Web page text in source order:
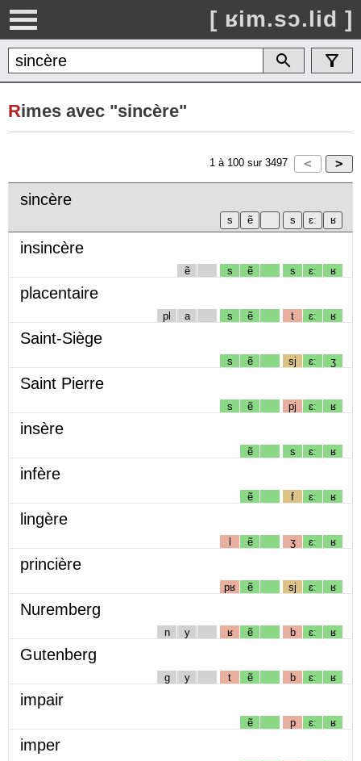
[ ʁim.sɔ.lid ]
Rimes avec "sincère"
1 à 100 sur 3497
sincère
insincère
ẽ s ẽ s ɛː ʁ
placentaire
pl a s ẽ t ɛː ʁ
Saint-Siège
s ẽ sj ɛː ʒ
Saint Pierre
s ẽ pj ɛː ʁ
insère
ẽ s ɛː ʁ
infère
ẽ f ɛː ʁ
lingère
l ẽ ʒ ɛː ʁ
princière
pʁ ẽ sj ɛː ʁ
Nuremberg
n y ʁ ẽ b ɛː ʁ
Gutenberg
g y t ẽ b ɛː ʁ
impair
ẽ p ɛː ʁ
imper